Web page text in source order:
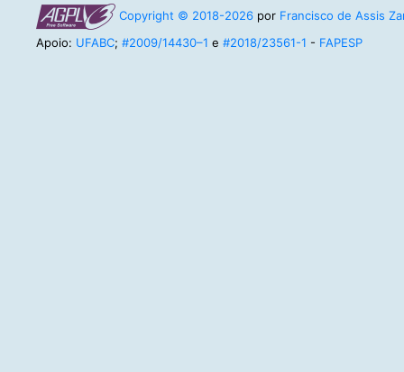
Copyright © 2018-2026 por Francisco de Assis
Apoio: UFABC; #2009/14430–1 e #2018/23561-1 - FAPESP